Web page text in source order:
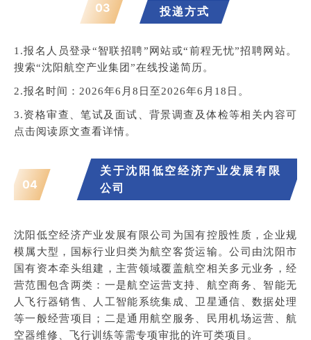
03 投递方式
1.报名人员登录“智联招聘”网站或“前程无忧”招聘网站。
搜索“沈阳航空产业集团”在线投递简历。
2.报名时间：2026年6月8日至2026年6月18日。
3.资格审查、笔试及面试、背景调查及体检等相关内容可
点击阅读原文查看详情。
04
关于沈阳低空经济产业发展有限
公司
沈阳低空经济产业发展有限公司为国有控股性质，企业规
模属大型，国标行业归类为航空客货运输。公司由沈阳市
国有资本牵头组建，主营领域覆盖航空相关多元业务，经
营范围包含两类：一是航空运营支持、航空商务、智能无
人飞行器销售、人工智能系统集成、卫星通信、数据处理
等一般经营项目；二是通用航空服务、民用机场运营、航
空器维修、飞行训练等需专项审批的许可类项目。